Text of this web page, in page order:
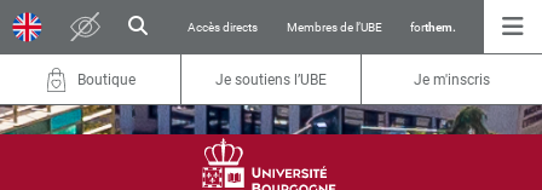
Accès directs Membres de l’UBE forthem.
Boutique Je soutiens l’UBE Je m'inscris